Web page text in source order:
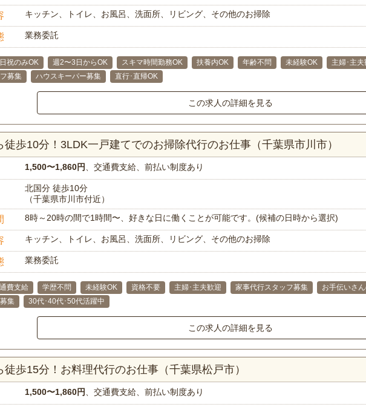
キッチン、トイレ、お風呂、洗面所、リビング、その他のお掃除
業務委託
祝のみOK 週2〜3日からOK スキマ時間勤務OK 扶養内OK 年齢不問 未経験OK 主婦･主夫
募集
ハウスキーパー募集 直行･直帰OK
この求人の詳細を見る
徒歩10分！3LDK一戸建てでのお掃除代行のお仕事（千葉県市川市）
1,500〜1,860円 、交通費支給、前払い制度あり
北国分 徒歩10分
（千葉県市川市付近）
8時～20時の間で1時間〜、好きな日に働くことが可能です。(候補の日時から選択)
キッチン、トイレ、お風呂、洗面所、リビング、その他のお掃除
業務委託
費支給 学歴不問 未経験OK 資格不要 主婦･主夫歓迎 家事代行スタッフ募集 お手伝いさん
集
30代･40代･50代活躍中
この求人の詳細を見る
徒歩15分！お料理代行のお仕事（千葉県松戸市）
1,500〜1,860円 、交通費支給、前払い制度あり